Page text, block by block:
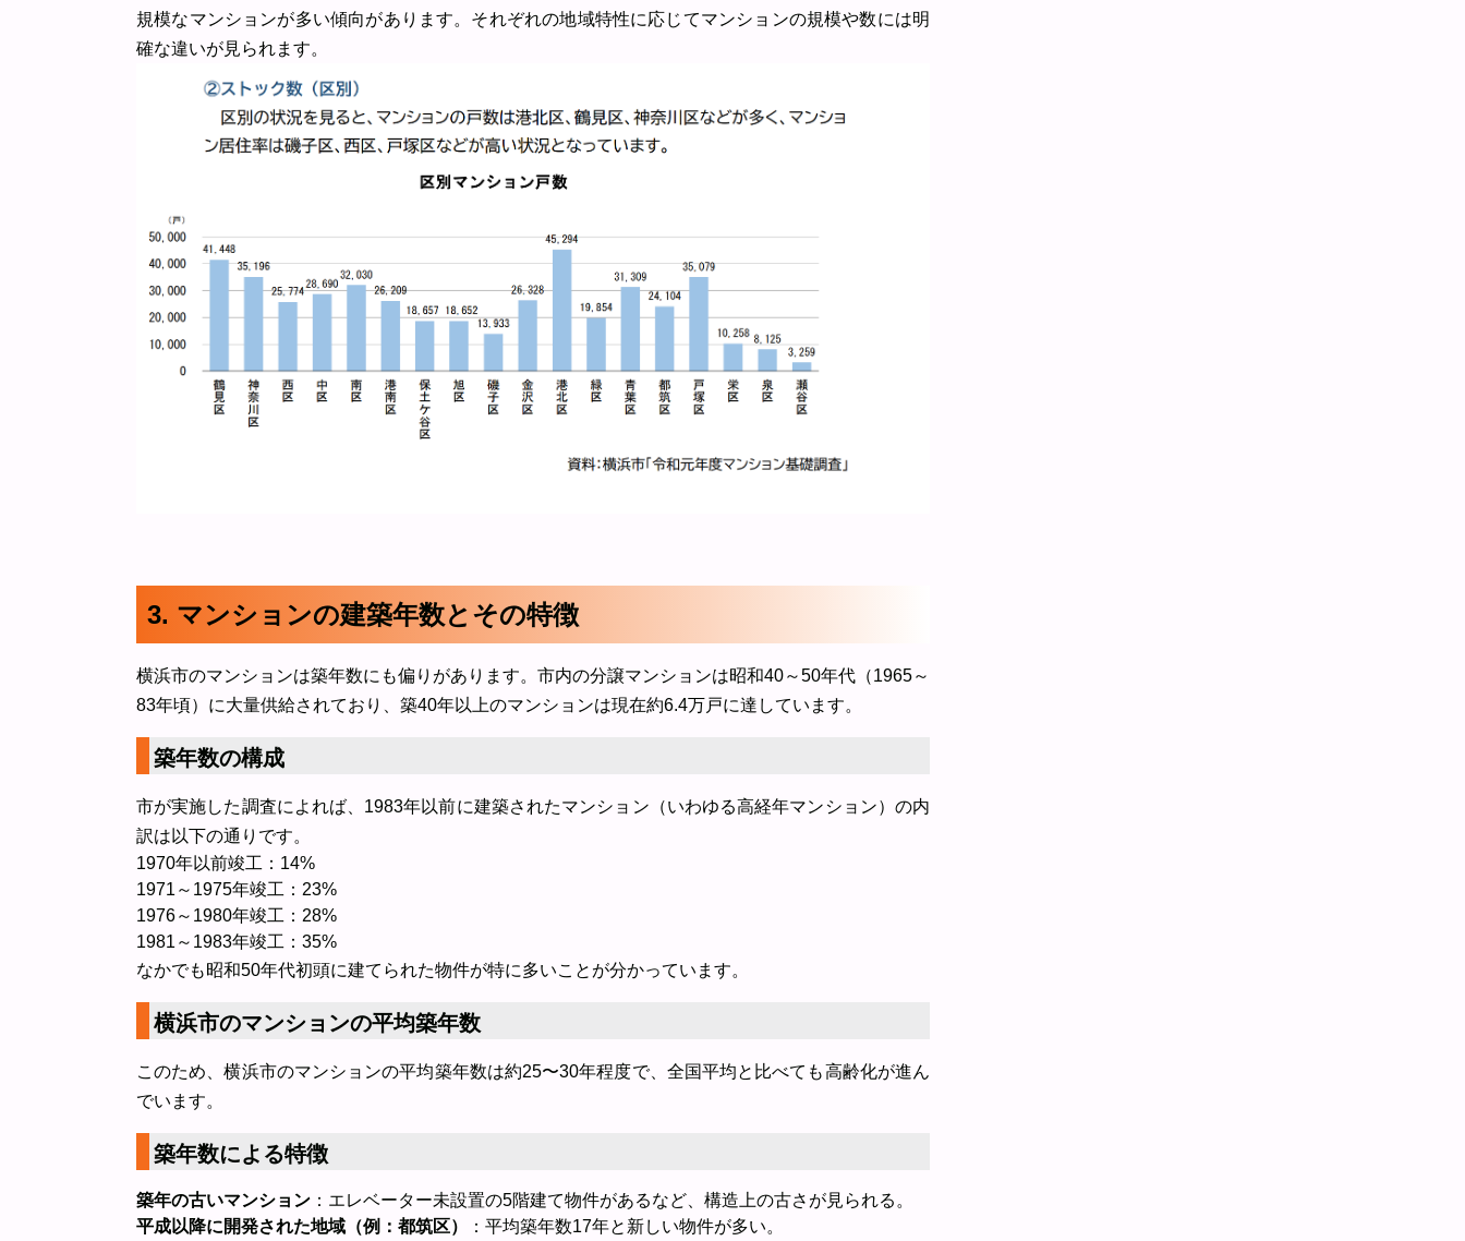
規模なマンションが多い傾向があります。それぞれの地域特性に応じてマンションの規模や数には明
確な違いが見られます。
3. マンションの建築年数とその特徴
横浜市のマンションは築年数にも偏りがあります。市内の分譲マンションは昭和40～50年代（1965～
83年頃）に大量供給されており、築40年以上のマンションは現在約6.4万戸に達しています。
築年数の構成
市が実施した調査によれば、1983年以前に建築されたマンション（いわゆる高経年マンション）の内
訳は以下の通りです。
1970年以前竣工：14%
1971～1975年竣工：23%
1976～1980年竣工：28%
1981～1983年竣工：35%
なかでも昭和50年代初頭に建てられた物件が特に多いことが分かっています。
横浜市のマンションの平均築年数
このため、横浜市のマンションの平均築年数は約25〜30年程度で、全国平均と比べても高齢化が進ん
でいます。
築年数による特徴
築年の古いマンション ：エレベーター未設置の5階建て物件があるなど、構造上の古さが見られる。
平成以降に開発された地域（例：都筑区）
：平均築年数17年と新しい物件が多い。